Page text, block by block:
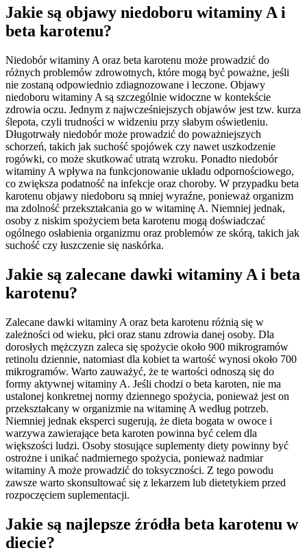
Jakie są objawy niedoboru witaminy A i
beta karotenu?
Niedobór witaminy A oraz beta karotenu może prowadzić do
różnych problemów zdrowotnych, które mogą być poważne, jeśli
nie zostaną odpowiednio zdiagnozowane i leczone. Objawy
niedoboru witaminy A są szczególnie widoczne w kontekście
zdrowia oczu. Jednym z najwcześniejszych objawów jest tzw. kurza
ślepota, czyli trudności w widzeniu przy słabym oświetleniu.
Długotrwały niedobór może prowadzić do poważniejszych
schorzeń, takich jak suchość spojówek czy nawet uszkodzenie
rogówki, co może skutkować utratą wzroku. Ponadto niedobór
witaminy A wpływa na funkcjonowanie układu odpornościowego,
co zwiększa podatność na infekcje oraz choroby. W przypadku beta
karotenu objawy niedoboru są mniej wyraźne, ponieważ organizm
ma zdolność przekształcania go w witaminę A. Niemniej jednak,
osoby z niskim spożyciem beta karotenu mogą doświadczać
ogólnego osłabienia organizmu oraz problemów ze skórą, takich jak
suchość czy łuszczenie się naskórka.
Jakie są zalecane dawki witaminy A i beta
karotenu?
Zalecane dawki witaminy A oraz beta karotenu różnią się w
zależności od wieku, płci oraz stanu zdrowia danej osoby. Dla
dorosłych mężczyzn zaleca się spożycie około 900 mikrogramów
retinolu dziennie, natomiast dla kobiet ta wartość wynosi około 700
mikrogramów. Warto zauważyć, że te wartości odnoszą się do
formy aktywnej witaminy A. Jeśli chodzi o beta karoten, nie ma
ustalonej konkretnej normy dziennego spożycia, ponieważ jest on
przekształcany w organizmie na witaminę A według potrzeb.
Niemniej jednak eksperci sugerują, że dieta bogata w owoce i
warzywa zawierające beta karoten powinna być celem dla
większości ludzi. Osoby stosujące suplementy diety powinny być
ostrożne i unikać nadmiernego spożycia, ponieważ nadmiar
witaminy A może prowadzić do toksyczności. Z tego powodu
zawsze warto skonsultować się z lekarzem lub dietetykiem przed
rozpoczęciem suplementacji.
Jakie są najlepsze źródła beta karotenu w
diecie?